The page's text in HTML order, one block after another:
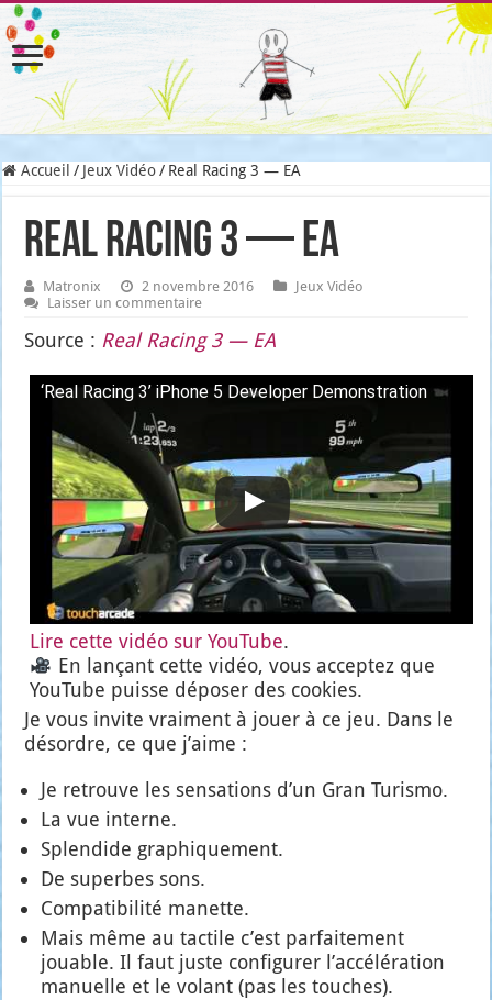
Accueil / Jeux Vidéo / Real Racing 3 — EA
Real Racing 3 — EA
Matronix 2 novembre 2016
Jeux Vidéo
Laisser un commentaire
Source : Real Racing 3 — EA
‘Real Racing 3’ iPhone 5 Deve­lo­per Demons­tra­tion
Lire cette vidéo sur You­Tube.
En lan­çant cette vidéo, vous accep­tez que
You­Tube puisse dépo­ser des cookies.
Je vous invite vrai­ment à jouer à ce jeu. Dans le
désordre, ce que j’aime :
Je retrouve les sen­sa­tions d’un Gran Turis­mo.
La vue interne.
Splen­dide gra­phi­que­ment.
De superbes sons.
Com­pa­ti­bi­li­té manette.
Mais même au tac­tile c’est par­fai­te­ment
jouable. Il faut juste confi­gu­rer l’ac­cé­lé­ra­tion
manuelle et le volant (pas les touches).